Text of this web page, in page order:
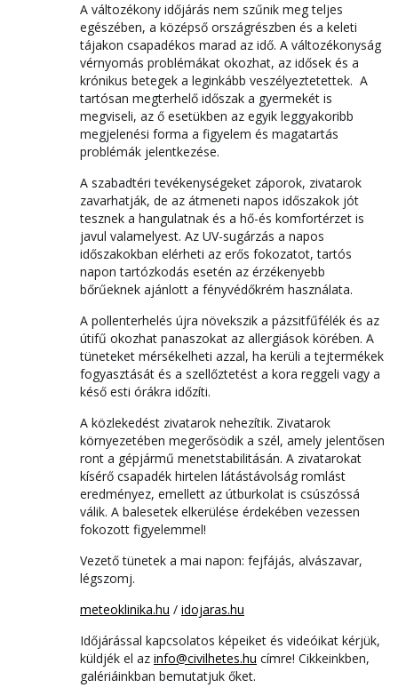
A változékony időjárás nem szűnik meg teljes
egészében, a középső országrészben és a keleti
tájakon csapadékos marad az idő. A változékonyság
vérnyomás problémákat okozhat, az idősek és a
krónikus betegek a leginkább veszélyeztetettek. A
tartósan megterhelő időszak a gyermekét is
megviseli, az ő esetükben az egyik leggyakoribb
megjelenési forma a figyelem és magatartás
problémák jelentkezése.
A szabadtéri tevékenységeket záporok, zivatarok
zavarhatják, de az átmeneti napos időszakok jót
tesznek a hangulatnak és a hő-és komfortérzet is
javul valamelyest. Az UV-sugárzás a napos
időszakokban elérheti az erős fokozatot, tartós
napon tartózkodás esetén az érzékenyebb
bőrűeknek ajánlott a fényvédőkrém használata.
A pollenterhelés újra növekszik a pázsitfűfélék és az
útifű okozhat panaszokat az allergiások körében. A
tüneteket mérsékelheti azzal, ha kerüli a tejtermékek
fogyasztását és a szellőztetést a kora reggeli vagy a
késő esti órákra időzíti.
A közlekedést zivatarok nehezítik. Zivatarok
környezetében megerősödik a szél, amely jelentősen
ront a gépjármű menetstabilitásán. A zivatarokat
kísérő csapadék hirtelen látástávolság romlást
eredményez, emellett az útburkolat is csúszóssá
válik. A balesetek elkerülése érdekében vezessen
fokozott figyelemmel!
Vezető tünetek a mai napon: fejfájás, alvászavar,
légszomj.
meteoklinika.hu / idojaras.hu
Időjárással kapcsolatos képeiket és videóikat kérjük,
küldjék el az info@civilhetes.hu címre! Cikkeinkben,
galériáinkban bemutatjuk őket.